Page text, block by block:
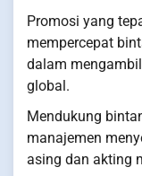
Promosi yang
mempercepat
dalam
global.
Mendukung
manajemen
asing dan akting